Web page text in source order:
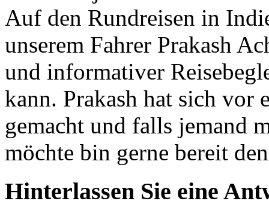
Auf den Rundreisen in
unserem Fahrer Prakash
und informativer
kann. Prakash hat sich vor
gemacht und falls jemand
möchte bin gerne bereit
Hinterlassen Sie eine